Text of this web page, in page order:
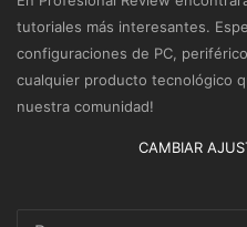
tutoriales más interesantes.
configuraciones de PC,
cualquier producto tecnológico
nuestra comunidad!
CAMBIAR